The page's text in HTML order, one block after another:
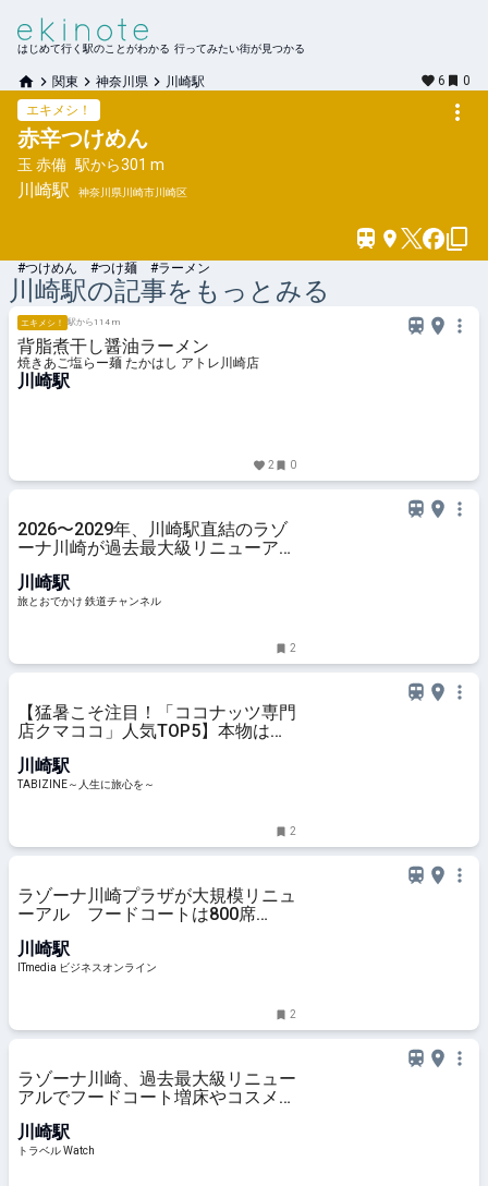
はじめて行く駅のことがわかる 行ってみたい街が見つかる
関東 神奈川県 川崎駅 6
0
エキメシ！
赤辛つけめん
玉 赤備 駅から301 m
川崎駅 神奈川県川崎市川崎区
#つけめん #つけ麺 #ラーメン
川崎駅の記事をもっとみる
エキメシ！ 駅から114 m
背脂煮干し醤油ラーメン
焼きあご塩らー麺 たかはし アトレ川崎店
川崎駅
2 0
2026〜2029年、川崎駅直結のラゾ
ーナ川崎が過去最大級リニューア
から何が変わるか」徹底解説！ | 旅
とおでかけ 鉄道チャンネル
川崎駅
旅とおでかけ 鉄道チャンネル
2
【猛暑こそ注目！「ココナッツ専門
店クマココ」人気TOP5】本物はト
やビールも人気｜川崎・ラ チッタ
デッラ | TABIZINE～人生に旅心を～
川崎駅
TABIZINE～人生に旅心を～
2
ラゾーナ川崎プラザが大規模リニュ
ーアル フードコートは800席
川崎駅
ITmedia ビジネスオンライン
2
ラゾーナ川崎、過去最大級リニュー
アルでフードコート増床やコスメエ
が先行オープン
川崎駅
トラベル Watch